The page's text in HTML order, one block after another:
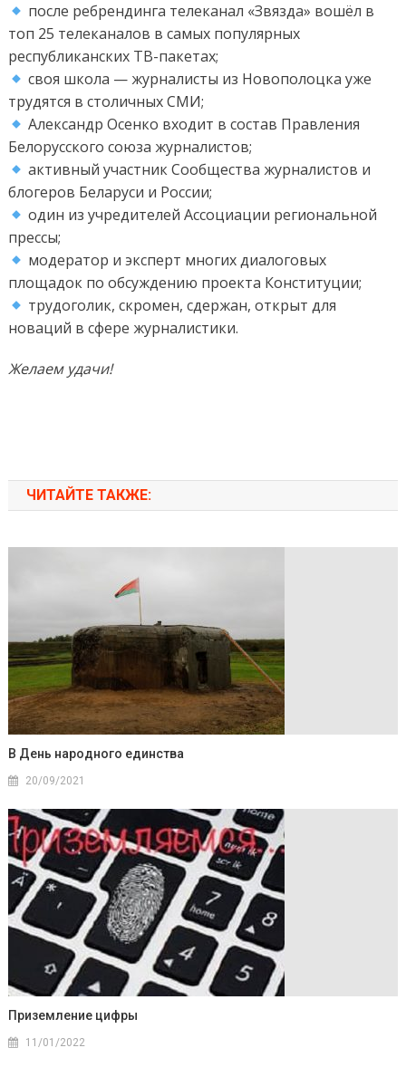
после ребрендинга телеканал «Звязда» вошёл в
топ 25 телеканалов в самых популярных
республиканских ТВ-пакетах;
своя школа — журналисты из Новополоцка уже
трудятся в столичных СМИ;
Александр Осенко входит в состав Правления
Белорусского союза журналистов;
активный участник Сообщества журналистов и
блогеров Беларуси и России;
один из учредителей Ассоциации региональной
прессы;
модератор и эксперт многих диалоговых
площадок по обсуждению проекта Конституции;
трудоголик, скромен, сдержан, открыт для
новаций в сфере журналистики.
Желаем удачи!
ЧИТАЙТЕ ТАКЖЕ:
В День народного единства
20/09/2021
Приземление цифры
11/01/2022